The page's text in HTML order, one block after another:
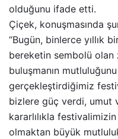
olduğunu ifade etti.
Çiçek, konuşmasında
“Bugün, binlerce yıllık
bereketin sembolü olan
buluşmanın
gerçekleştirdiğimiz
bizlere güç verdi, umut
kararlılıkla
olmaktan büyük